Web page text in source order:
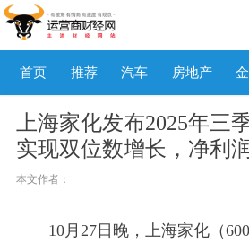
首页 推荐 汽车 房地产
上海家化发布2025年三
实现双位数增长，净利
本文作者：
10月27日晚，上海家化（